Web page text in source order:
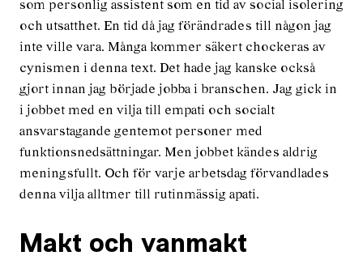
som personlig assistent som en tid av social isolering
och utsatthet. En tid då jag förändrades till någon jag
inte ville vara. Många kommer säkert chockeras av
cynismen i denna text. Det hade jag kanske också
gjort innan jag började jobba i branschen. Jag gick in
i jobbet med en vilja till empati och socialt
ansvarstagande gentemot personer med
funktionsnedsättningar. Men jobbet kändes aldrig
meningsfullt. Och för varje arbetsdag förvandlades
denna vilja alltmer till rutinmässig apati.
Makt och vanmakt